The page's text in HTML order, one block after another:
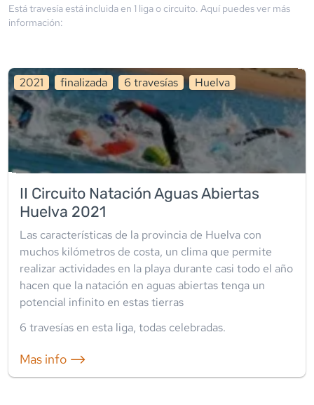
Está travesía está incluida en 1 liga o circuito. Aquí puedes ver más
información:
2021 finalizada 6 travesías Huelva
II Circuito Natación Aguas Abiertas
Huelva 2021
Las características de la provincia de Huelva con
muchos kilómetros de costa, un clima que permite
realizar actividades en la playa durante casi todo el año
hacen que la natación en aguas abiertas tenga un
potencial infinito en estas tierras
6 travesías en esta liga, todas celebradas.
Mas info ⟶